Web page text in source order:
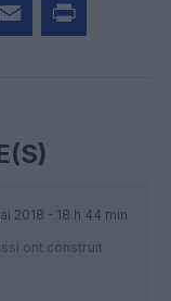
2018 - 18 h 44 min
ont construit